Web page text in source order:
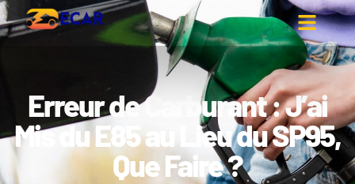
Erreur de Carburant : J’ai
Mis du E85 au Lieu du SP95,
Que Faire ?